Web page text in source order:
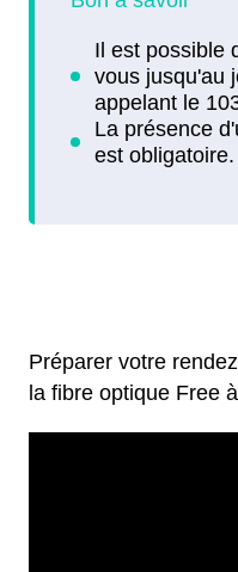
Préparer votre
la fibre optique Free